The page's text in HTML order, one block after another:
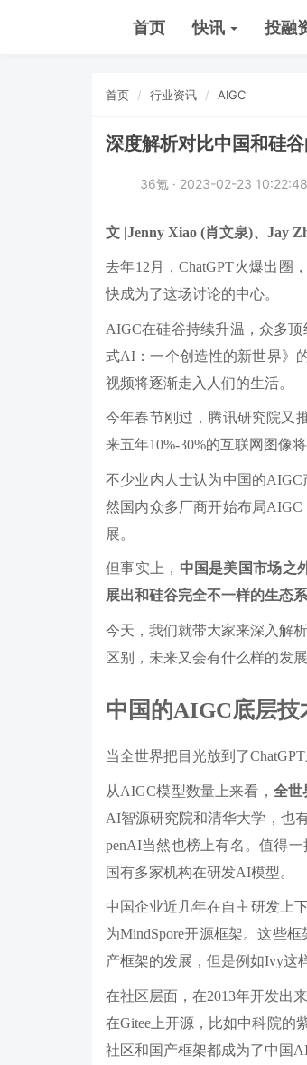
首页 快讯 投融
首页 行业资讯 AIGC
深度解析对比中国和硅
36氪 · 2023-02-23 10:22:48
文 |Jenny Xiao (肖文泉)、Jay
去年12月，ChatGPT火爆出圈
快成为了这场讨论的中心。
AIGC在硅谷持续升温，众多
式AI：一个创造性的新世界》
视频将逐渐走入人们的生活。
今年春节刚过，腾讯研究院又
来五年10%-30%的互联网图像
不少业内人士认为中国的
然国内众多厂商开始布局
展。
但事实上， 中国是美国市场之
展出和硅谷完全不一样的生态系
今天，我们就带大家来深入解
区别，未来又会有什么样的发展
中国的AIGC底层技
当全世界把目光放到了
从AIGC模型数量上来看， 全世
AI智源研究院和清华大学，也
penAI当然也榜上有名。值得
国有多家机构在研发AI模型。
中国企业近几年在自主研发上
为MindSpore开源框架。这些
产框架的发展，但是例如Ivy这
在社区层面，在2013年开发出
在Gitee上开源，比如中科院的
社区和国产框架都成为了中国